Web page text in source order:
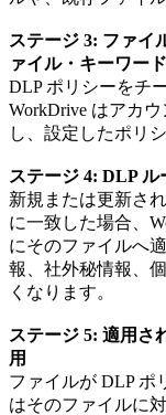
ステージ 3: ファイ
ァイル・キーワー
DLP ポリシーをチ
WorkDrive はアカ
し、設定したポリ
ステージ 4: DLP
新規または更新さ
に一致した場合、
にそのファイルへ
報、社外秘情報、
くなります。
ステージ 5: 適用さ
用
ファイルが DLP ポ
はそのファイルに